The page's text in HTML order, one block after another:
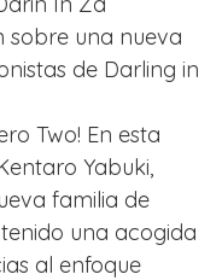
sobre una nueva
de Darling in
Two! En esta
Yabuki,
familia de
una acogida
al enfoque